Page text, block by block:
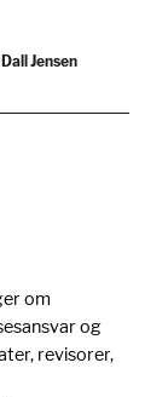
Jensen
om
og
revisorer,